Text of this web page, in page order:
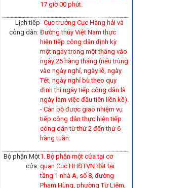
17 giờ 00 phút.
Lịch tiếp
công dân:
- Cục trưởng Cục Hàng hải và
Đường thủy Việt Nam thực
hiện tiếp công dân định kỳ
một ngày trong một tháng vào
ngày 25 hàng tháng (nếu trùng
vào ngày nghỉ, ngày lễ, ngày
Tết, ngày nghỉ bù theo quy
định thì ngày tiếp công dân là
ngày làm việc đầu tiên liền kề).
- Cán bộ được giao nhiệm vụ
tiếp công dân thực hiện tiếp
công dân từ thứ 2 đến thứ 6
hàng tuần.
Bộ phận Một
cửa:
1. Bộ phận một cửa tại cơ
quan Cục HHĐTVN đặt tại
tầng 1 nhà A, số 8, đường
Phạm Hùng, phường Từ Liêm,